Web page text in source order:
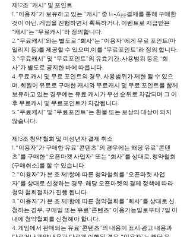
제12조 “캐시” 및 포인트
1. “이용자”가 보유하고 있는 “캐시” 중 In-App결제를 통해 구매한
것이 아닌, 게임을 진행하면서 획득하거나, 이벤트로 지급받은
“캐시”는 “무료캐시”라 정의합니다.
2. “무료캐시”와는 별도로 “회사”는 “이용자”에게 무료 포인트(마
일리지 등)를 제공할 수 있으며,이를 “무료포인트”라 정의 합니다.
3. “무료캐시” 및 “무료포인트”의 유효기간, 사용범위 등은 “회
사”가 별도로 공지한 바에 따릅니다.
4. 무료 캐시 및 무료 포인트의 경우, 사용범위가 제한 될 수 있으
며, 회원이 유료로 구매한 캐시와 무료캐시 및 무료 포인트를 함께
보유하고 있는 경우에는 유료 캐시가 우선 순위로 차감되며 그 이
후 무료캐시 및 무료포인트가 차감됩니다.
5. “무료캐시” 및 “무료포인트”는 환불 또는 보상의 대상이 되지
않습니다.
제13조 청약 철회 및 미성년자 결제 취소
1. “이용자”가 구매한 유료”콘텐츠”의 경우에는 해당 유료”콘텐
츠”를 구매한 “오픈마켓 사업자” 또는 “회사”를 상대로, 청약철회
(구매취소)를 할 수 있습니다.
2. “이용자”가 본 조 제1항에 따른 청약철회를 “오픈마켓 사업
자”를 상대로 신청하는 경우, 해당 오픈마켓의 결제 정책에 따라
청약 철회절차가 진행 됩니다.
3. “이용자”가 본 조 제1항에 따른 청약철회를 “회사”를 상대로 신
청하는 경우, 구매일 또는 유료”콘텐츠” 이용가능일로부터 7일 이
내에 청약철회를 신청해야 합니다.
4. 게임에서 판매되는 유료”콘텐츠”의 내용이 표시·광고 내용과